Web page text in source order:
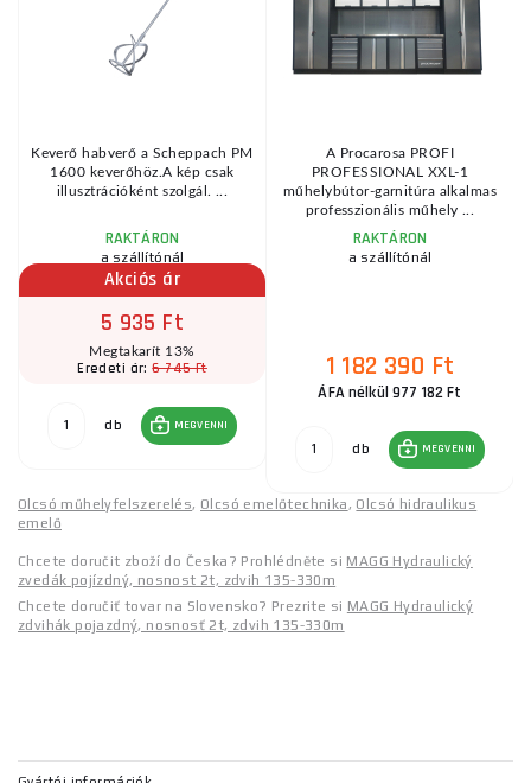
Keverő habverő a Scheppach PM
1600 keverőhöz.A kép csak
illusztrációként szolgál. ...
RAKTÁRON
a szállítónál
Akciós ár
5 935 Ft
Megtakarít 13%
Eredeti ár:6 745 Ft
db MEGVENNI
A Procarosa PROFI
PROFESSIONAL XXL-1
műhelybútor-garnitúra alkalmas
professzionális műhely ...
RAKTÁRON
a szállítónál
1 182 390 Ft
ÁFA nélkül 977 182 Ft
db MEGVENNI
Olcsó műhelyfelszerelés, Olcsó emelőtechnika, Olcsó hidraulikus
emelő
Chcete doručit zboží do Česka? Prohlédněte si MAGG Hydraulický
zvedák pojízdný, nosnost 2t, zdvih 135-330m
Chcete doručiť tovar na Slovensko? Prezrite si MAGG Hydraulický
zdvihák pojazdný, nosnosť 2t, zdvih 135-330m